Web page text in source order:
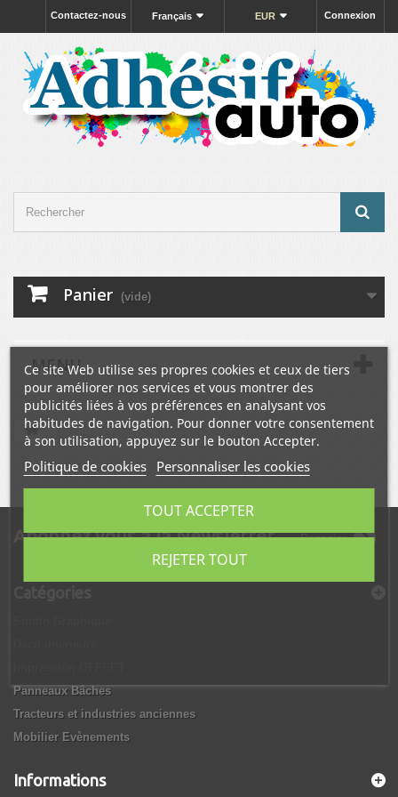
Connexion
EUR
Français
Contactez-nous
Panier (vide)
MENU
Abonnez vous à la Newsletter
Panneaux Bâches
Tracteurs et industries anciennes
Mobilier Evènements
Informations
Ce site Web utilise ses propres cookies et ceux de tiers
pour améliorer nos services et vous montrer des
publicités liées à vos préférences en analysant vos
habitudes de navigation. Pour donner votre consentement
à son utilisation, appuyez sur le bouton Accepter.
Politique de cookies Personnaliser les cookies
REJETER TOUT
TOUT ACCEPTER